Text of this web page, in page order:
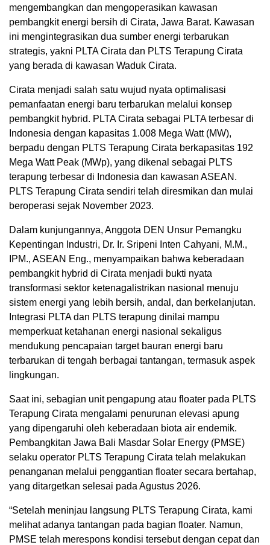
mengembangkan dan mengoperasikan kawasan
pembangkit energi bersih di Cirata, Jawa Barat. Kawasan
ini mengintegrasikan dua sumber energi terbarukan
strategis, yakni PLTA Cirata dan PLTS Terapung Cirata
yang berada di kawasan Waduk Cirata.
Cirata menjadi salah satu wujud nyata optimalisasi
pemanfaatan energi baru terbarukan melalui konsep
pembangkit hybrid. PLTA Cirata sebagai PLTA terbesar di
Indonesia dengan kapasitas 1.008 Mega Watt (MW),
berpadu dengan PLTS Terapung Cirata berkapasitas 192
Mega Watt Peak (MWp), yang dikenal sebagai PLTS
terapung terbesar di Indonesia dan kawasan ASEAN.
PLTS Terapung Cirata sendiri telah diresmikan dan mulai
beroperasi sejak November 2023.
Dalam kunjungannya, Anggota DEN Unsur Pemangku
Kepentingan Industri, Dr. Ir. Sripeni Inten Cahyani, M.M.,
IPM., ASEAN Eng., menyampaikan bahwa keberadaan
pembangkit hybrid di Cirata menjadi bukti nyata
transformasi sektor ketenagalistrikan nasional menuju
sistem energi yang lebih bersih, andal, dan berkelanjutan.
Integrasi PLTA dan PLTS terapung dinilai mampu
memperkuat ketahanan energi nasional sekaligus
mendukung pencapaian target bauran energi baru
terbarukan di tengah berbagai tantangan, termasuk aspek
lingkungan.
Saat ini, sebagian unit pengapung atau floater pada PLTS
Terapung Cirata mengalami penurunan elevasi apung
yang dipengaruhi oleh keberadaan biota air endemik.
Pembangkitan Jawa Bali Masdar Solar Energy (PMSE)
selaku operator PLTS Terapung Cirata telah melakukan
penanganan melalui penggantian floater secara bertahap,
yang ditargetkan selesai pada Agustus 2026.
“Setelah meninjau langsung PLTS Terapung Cirata, kami
melihat adanya tantangan pada bagian floater. Namun,
PMSE telah merespons kondisi tersebut dengan cepat dan